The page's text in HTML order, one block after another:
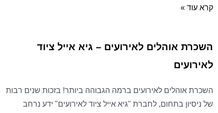
קרא עוד »
השכרת אוהלים לאירועים – גיא אייל ציוד
לאירועים
השכרת אוהלים לאירועים ברמה הגבוהה ביותר! בזכות שנים רבות
של ניסיון בתחום, לחברת "גיא אייל ציוד לאירועים" ידע נרחב